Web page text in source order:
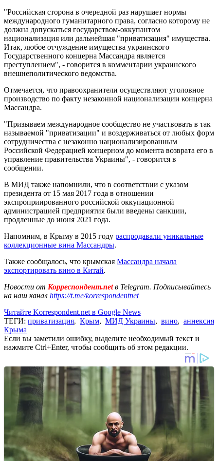
"Российская сторона в очередной раз нарушает нормы
международного гуманитарного права, согласно которому не
должна допускаться государством-оккупантом
национализация или дальнейшая "приватизация" имущества.
Итак, любое отчуждение имущества украинского
Государственного концерна Массандра является
преступлением", - говорится в комментарии украинского
внешнеполитического ведомства.
Отмечается, что правоохранители осуществляют уголовное
производство по факту незаконной национализации концерна
Массандра.
"Призываем международное сообщество не участвовать в так
называемой "приватизации" и воздерживаться от любых форм
сотрудничества с незаконно национализированным
Российской Федерацией концерном до момента возврата его в
управление правительства Украины", - говорится в
сообщении.
В МИД также напомнили, что в соответствии с указом
президента от 15 мая 2017 года в отношении
экспроприированного российской оккупационной
администрацией предприятия были введены санкции,
продленные до июня 2021 года.
Напомним, в Крыму в 2015 году распродавали уникальные
коллекционные вина Массандры.
Также сообщалось, что крымская Массандра начала
экспортировать вино в Китай.
Новости от Корреспондент.netв Telegram. Подписывайтесь
на наш канал https://t.me/korrespondentnet
Читайте Korrespondent.net в Google News
ТЕГИ: приватизация, Крым, МИД Украины, вино, аннексия
Крыма
Если вы заметили ошибку, выделите необходимый текст и
нажмите Ctrl+Enter, чтобы сообщить об этом редакции.